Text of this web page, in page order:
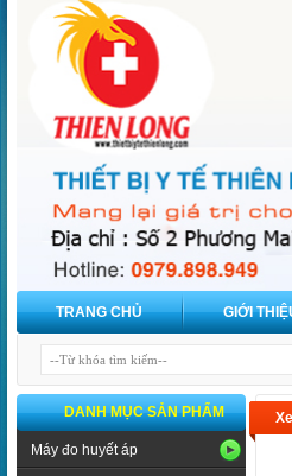
TRANG CHỦ GIỚI
DANH MỤC SẢN PHẨM
Máy đo huyết áp